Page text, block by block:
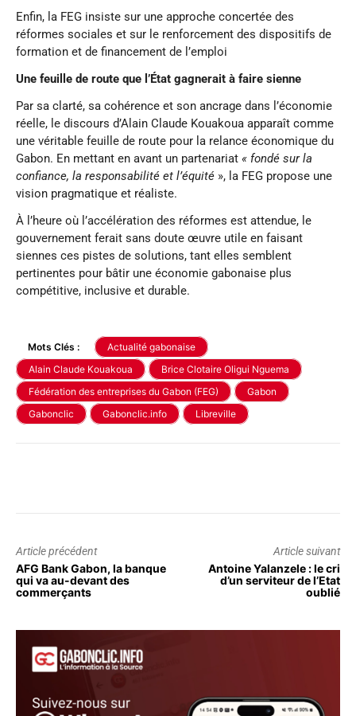
Enfin, la FEG insiste sur une approche concertée des
réformes sociales et sur le renforcement des dispositifs de
formation et de financement de l’emploi
Une feuille de route que l’État gagnerait à faire sienne
Par sa clarté, sa cohérence et son ancrage dans l’économie
réelle, le discours d’Alain Claude Kouakoua apparaît comme
une véritable feuille de route pour la relance économique du
Gabon. En mettant en avant un partenariat « fondé sur la
confiance, la responsabilité et l’équité », la FEG propose une
vision pragmatique et réaliste.
À l’heure où l’accélération des réformes est attendue, le
gouvernement ferait sans doute œuvre utile en faisant
siennes ces pistes de solutions, tant elles semblent
pertinentes pour bâtir une économie gabonaise plus
compétitive, inclusive et durable.
Mots Clés :
Actualité gabonaise
Alain Claude Kouakoua
Brice Clotaire Oligui Nguema
Fédération des entreprises du Gabon (FEG)
Gabon
Gabonclic
Gabonclic.info Libreville
Article précédent
AFG Bank Gabon, la banque
qui va au-devant des
commerçants
Article suivant
Antoine Yalanzele : le cri
d’un serviteur de l’Etat
oublié